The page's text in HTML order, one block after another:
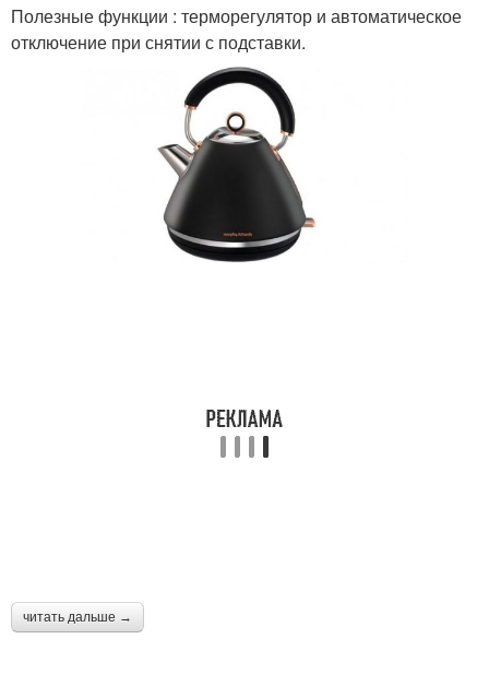
Полезные функции : терморегулятор и автоматическое
отключение при снятии с подставки.
читать дальше →